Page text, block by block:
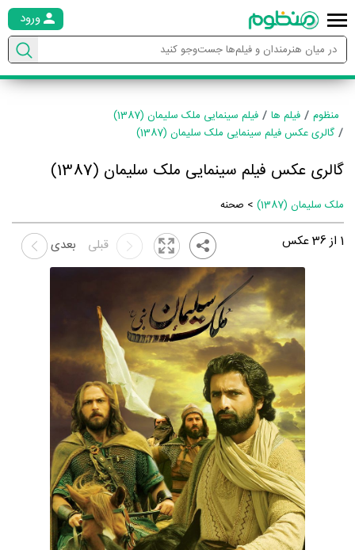
ورود
منظوم فیلم ها
فیلم سینمایی ملک سلیمان (1387)
گالری عکس فیلم سینمایی ملک سلیمان (1387)
گالری عکس فیلم سینمایی ملک سلیمان (1387)
ملک سلیمان (1387) > صحنه
1 از36عکس بعدی قبلی